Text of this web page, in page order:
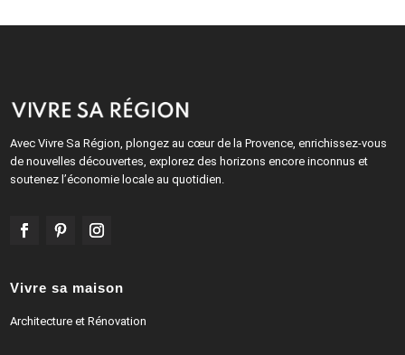
Avec Vivre Sa Région, plongez au cœur de la Provence, enrichissez-vous
de nouvelles découvertes, explorez des horizons encore inconnus et
soutenez l’économie locale au quotidien.
Vivre sa maison
Architecture et Rénovation